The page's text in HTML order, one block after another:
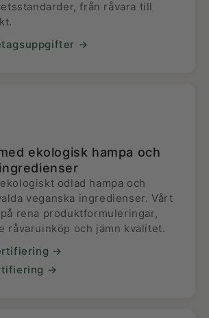
från råvara till
→
ekologisk hampa och
odlad hampa och
veganska ingredienser. Vårt
rena produktformuleringar,
råvaruinköp och jämn kvalitet.
→
→